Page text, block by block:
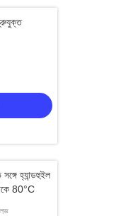
হ্যান্ডহুইল
80°C